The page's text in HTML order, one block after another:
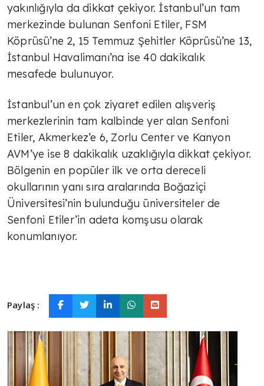
yakınlığıyla da dikkat çekiyor. İstanbul’un tam
merkezinde bulunan Senfoni Etiler, FSM
Köprüsü’ne 2, 15 Temmuz Şehitler Köprüsü’ne 13,
İstanbul Havalimanı’na ise 40 dakikalık
mesafede bulunuyor.
İstanbul’un en çok ziyaret edilen alışveriş
merkezlerinin tam kalbinde yer alan Senfoni
Etiler, Akmerkez’e 6, Zorlu Center ve Kanyon
AVM’ye ise 8 dakikalık uzaklığıyla dikkat çekiyor.
Bölgenin en popüler ilk ve orta dereceli
okullarının yanı sıra aralarında Boğaziçi
Üniversitesi’nin bulunduğu üniversiteler de
Senfoni Etiler’in adeta komşusu olarak
konumlanıyor.
Paylaş :